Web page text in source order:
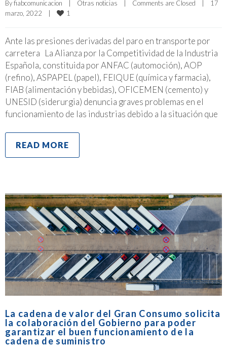
By fiabcomunicacion Otras noticias Comments are Closed
17
marzo, 2022
1
Ante las presiones derivadas del paro en transporte por
carretera La Alianza por la Competitividad de la Industria
Española, constituida por ANFAC (automoción), AOP
(refino), ASPAPEL (papel), FEIQUE (química y farmacia),
FIAB (alimentación y bebidas), OFICEMEN (cemento) y
UNESID (siderurgia) denuncia graves problemas en el
funcionamiento de las industrias debido a la situación que
READ MORE
La cadena de valor del Gran Consumo solicita
la colaboración del Gobierno para poder
garantizar el buen funcionamiento de la
cadena de suministro